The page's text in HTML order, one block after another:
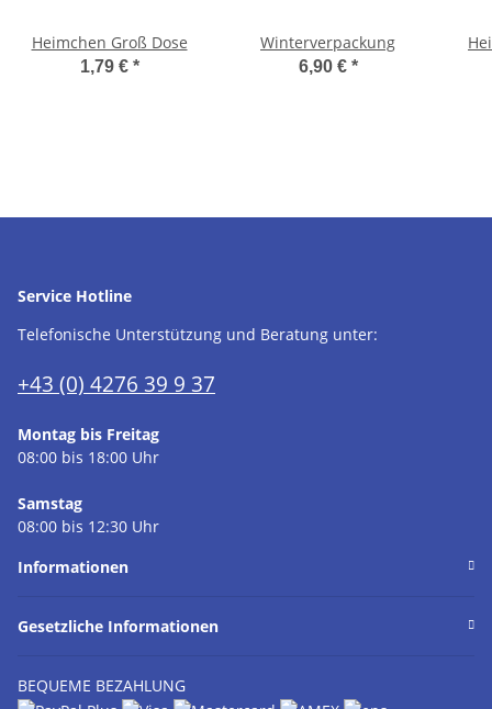
Heimchen Groß Dose
1,79 € *
Winterverpackung
6,90 € *
Service Hotline
Telefonische Unterstützung und Beratung unter:
+43 (0) 4276 39 9 37
Montag bis Freitag
08:00 bis 18:00 Uhr
Samstag
08:00 bis 12:30 Uhr
Informationen
Gesetzliche Informationen
BEQUEME BEZAHLUNG